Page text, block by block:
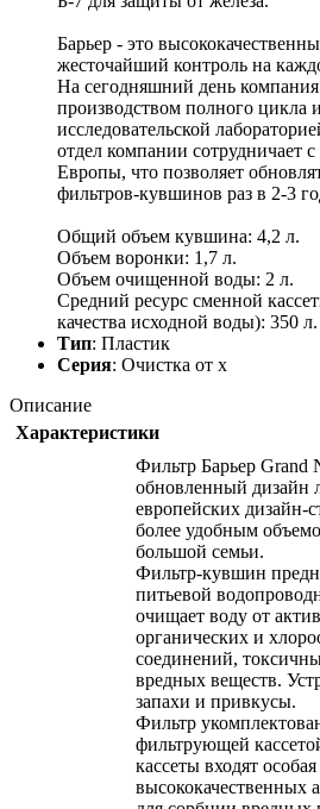
Барьер - это
жесточайший контроль на
На сегодняшний день компания
производством полного цикла
исследовательской
отдел компании сотрудничает
Европы, что позволяет
фильтров-кувшинов раз в 2-3
Общий объем кувшина: 4,2 л.
Объем воронки: 1,7 л.
Объем очищенной воды: 2 л.
Средний ресурс сменной
качества исходной воды): 350 л.
Тип: Пластик
Серия: Очистка от х
Описание
Характеристики
Фильтр Барьер Grand
обновленный дизайн
европейских дизайн-
более удобным
большой семьи.
Фильтр-кувшин
питьевой
очищает воду от
органических и
соединений,
вредных веществ.
запахи и привкусы.
Фильтр
фильтрующей
кассеты входят
высококачественных